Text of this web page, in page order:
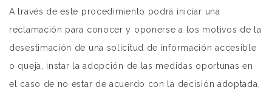
A través de este procedimiento podrá iniciar una
reclamación para conocer y oponerse a los motivos de la
desestimación de una solicitud de información accesible
o queja, instar la adopción de las medidas oportunas en
el caso de no estar de acuerdo con la decisión adoptada,